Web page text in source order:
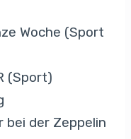
Woche (Sport
(Sport)
bei der Zeppelin